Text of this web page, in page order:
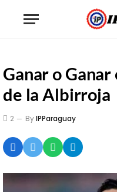
Ganar o
de la Albirroja
2 ByIPParaguay